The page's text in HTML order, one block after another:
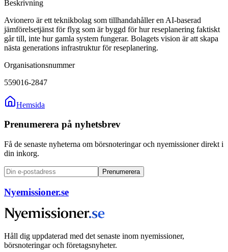
Beskrivning
Avionero är ett teknikbolag som tillhandahåller en AI-baserad
jämförelsetjänst för flyg som är byggd för hur reseplanering faktiskt
går till, inte hur gamla system fungerar. Bolagets vision är att skapa
nästa generations infrastruktur för reseplanering.
Organisationsnummer
559016-2847
Hemsida
Prenumerera på nyhetsbrev
Få de senaste nyheterna om börsnoteringar och nyemissioner direkt i
din inkorg.
Prenumerera
Nyemissioner.se
Håll dig uppdaterad med det senaste inom nyemissioner,
börsnoteringar och företagsnyheter.